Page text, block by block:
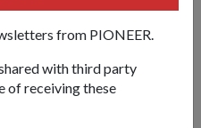
from PIONEER.
with third party
of receiving these
Singapura juga
yang mengguna platelet